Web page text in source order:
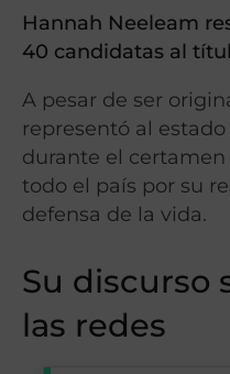
Hannah Neeleam
40 candidatas al
A pesar de ser
representó al
durante el
todo el país por su
defensa de la vida.
Su discurso
las redes